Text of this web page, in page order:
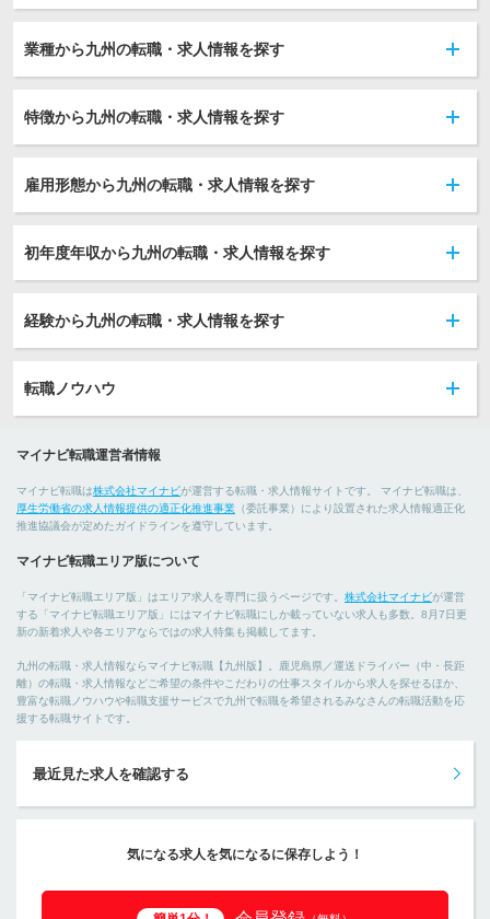
業種から九州の転職・求人情報を探す
特徴から九州の転職・求人情報を探す
雇用形態から九州の転職・求人情報を探す
初年度年収から九州の転職・求人情報を探す
経験から九州の転職・求人情報を探す
転職ノウハウ
マイナビ転職運営者情報
マイナビ転職は株式会社マイナビが運営する転職・求人情報サイトです。 マイナビ転職は、
厚生労働省の求人情報提供の適正化推進事業 （委託事業）により設置された求人情報適正化
推進協議会が定めたガイドラインを遵守しています。
マイナビ転職エリア版について
「マイナビ転職エリア版」はエリア求人を専門に扱うページです。 株式会社マイナビが運営
する「マイナビ転職エリア版」にはマイナビ転職にしか載っていない求人も多数。8月7日更
新の新着求人や各エリアならではの求人特集も掲載してます。
九州の転職・求人情報ならマイナビ転職【九州版】。鹿児島県／運送ドライバー（中・長距
離）の転職・求人情報などご希望の条件やこだわりの仕事スタイルから求人を探せるほか、
豊富な転職ノウハウや転職支援サービスで九州で転職を希望されるみなさんの転職活動を応
援する転職サイトです。
最近見た求人を確認する
気になる求人を気になるに保存しよう！